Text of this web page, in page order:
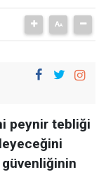
peynir tebliği